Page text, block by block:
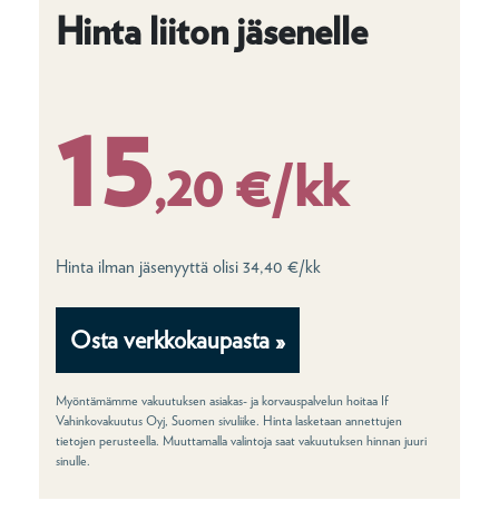
Hinta liiton jäsenelle
15,20 €/kk
Hinta ilman jäsenyyttä olisi 34,40 €/kk
Osta verkkokaupasta »
Myöntämämme vakuutuksen asiakas- ja korvauspalvelun hoitaa If
Vahinkovakuutus Oyj, Suomen sivuliike. Hinta lasketaan annettujen
tietojen perusteella. Muuttamalla valintoja saat vakuutuksen hinnan juuri
sinulle.